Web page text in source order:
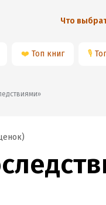
Что
❤️ Топ книг 🎙
)